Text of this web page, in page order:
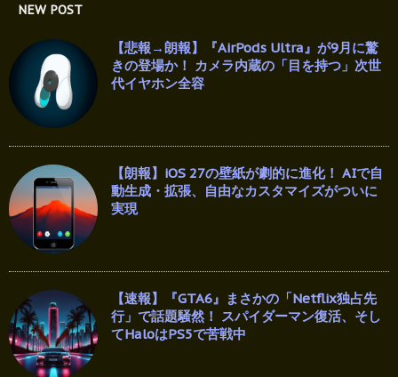
NEW POST
【悲報→朗報】『AirPods Ultra』が9月に驚
きの登場か！ カメラ内蔵の「目を持つ」次世
代イヤホン全容
【朗報】iOS 27の壁紙が劇的に進化！ AIで自
動生成・拡張、自由なカスタマイズがついに
実現
【速報】『GTA6』まさかの「Netflix独占先
行」で話題騒然！ スパイダーマン復活、そし
てHaloはPS5で苦戦中